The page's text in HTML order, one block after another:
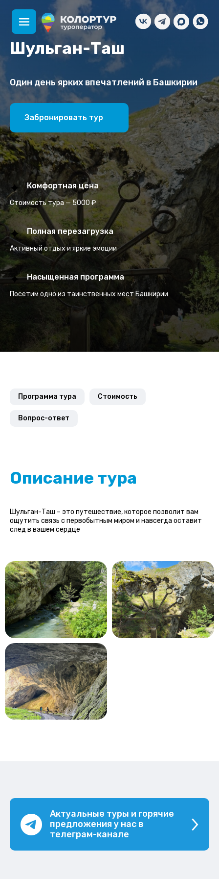
Шульган-Таш
Один день ярких впечатлений в Башкирии
Забронировать тур
Комфортная цена
Стоимость тура — 5000 ₽
Полная перезагрузка
Активный отдых и яркие эмоции
Насыщенная программа
Посетим одно из таинственных мест Башкирии
Программа тура Стоимость
Вопрос-ответ
Описание тура
Шульган-Таш – это путешествие, которое позволит вам
ощутить связь с первобытным миром и навсегда оставит
след в вашем сердце
Актуальные туры и горячие
предложения у нас в
телеграм-канале